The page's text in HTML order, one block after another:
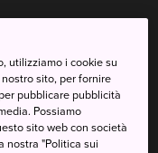
avvolto in un
utilizziamo i cookie su
sito, per fornire
pubblicare pubblicità
Possiamo
sito web con società
nostra "Politica sui